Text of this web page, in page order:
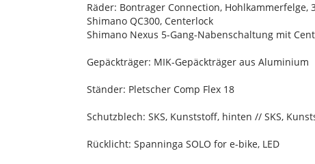
Räder: Bontrager Connection, Hohlkammerfelge,
Shimano QC300, Centerlock
Shimano Nexus 5-Gang-Nabenschaltung mit
Gepäckträger: MIK-Gepäckträger aus Aluminium
Ständer: Pletscher Comp Flex 18
Schutzblech: SKS, Kunststoff, hinten // SKS,
Rücklicht: Spanninga SOLO for e-bike, LED